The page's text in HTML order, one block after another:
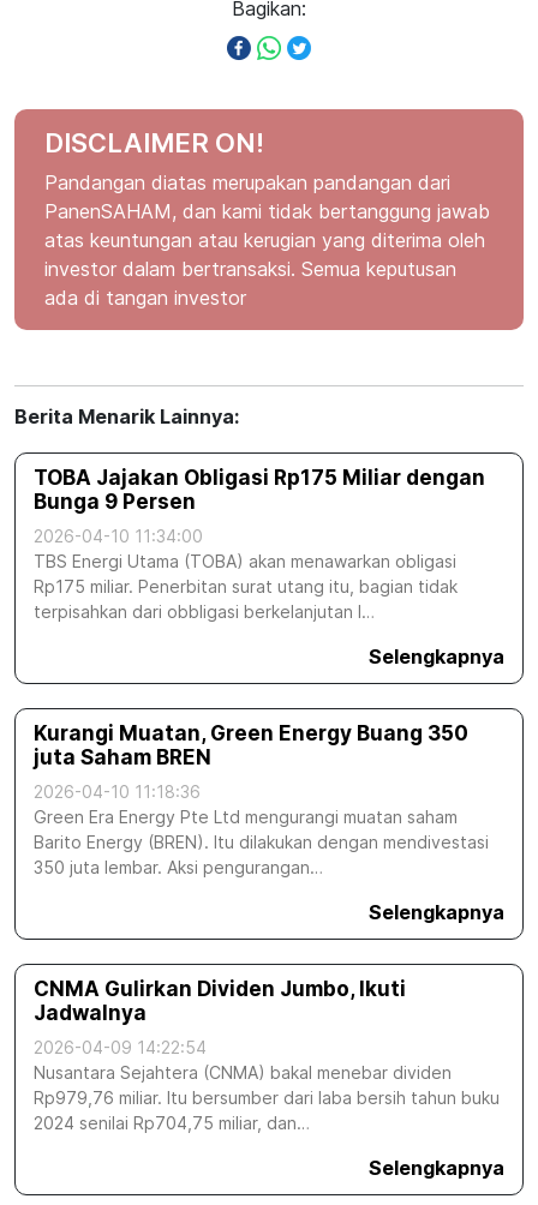
Bagikan:
DISCLAIMER ON!
Pandangan diatas merupakan pandangan dari
PanenSAHAM, dan kami tidak bertanggung jawab
atas keuntungan atau kerugian yang diterima oleh
investor dalam bertransaksi. Semua keputusan
ada di tangan investor
Berita Menarik Lainnya:
TOBA Jajakan Obligasi Rp175 Miliar dengan
Bunga 9 Persen
2026-04-10 11:34:00
TBS Energi Utama (TOBA) akan menawarkan obligasi
Rp175 miliar. Penerbitan surat utang itu, bagian tidak
terpisahkan dari obbligasi berkelanjutan I…
Selengkapnya
Kurangi Muatan, Green Energy Buang 350
juta Saham BREN
2026-04-10 11:18:36
Green Era Energy Pte Ltd mengurangi muatan saham
Barito Energy (BREN). Itu dilakukan dengan mendivestasi
350 juta lembar. Aksi pengurangan…
Selengkapnya
CNMA Gulirkan Dividen Jumbo, Ikuti
Jadwalnya
2026-04-09 14:22:54
Nusantara Sejahtera (CNMA) bakal menebar dividen
Rp979,76 miliar. Itu bersumber dari laba bersih tahun buku
2024 senilai Rp704,75 miliar, dan…
Selengkapnya